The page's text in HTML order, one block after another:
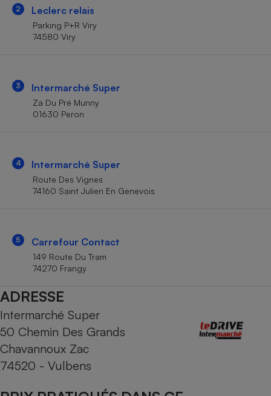
2 Leclerc relais
Parking P+R Viry
74580 Viry
3 Intermarché Super
Za Du Pré Munny
01630 Peron
4 Intermarché Super
Route Des Vignes
74160 Saint Julien En Genevois
5 Carrefour Contact
149 Route Du Tram
74270 Frangy
ADRESSE
Intermarché Super
50 Chemin Des Grands
Chavannoux Zac
74520 - Vulbens